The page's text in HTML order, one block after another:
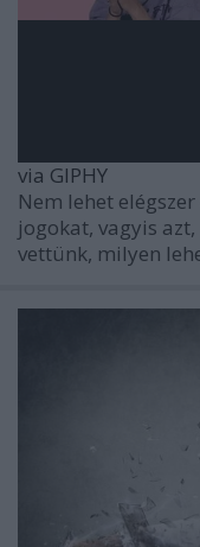
via GIPHY
Nem lehet
jogokat, vagyis
vettünk, milyen